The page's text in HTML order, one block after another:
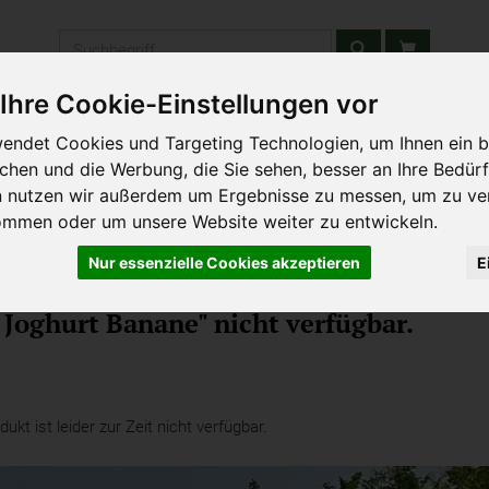
Cookie-Einstellungen vor
Cookies und Targeting Technologien, um Ihnen ein
und die Werbung, die Sie sehen, besser an Ihre
nutzen wir außerdem um Ergebnisse zu messen, um zu
oder um unsere Website weiter zu entwickeln.
Nur essenzielle Cookies akzeptieren
& Schulen Liefergebiet Wochenmarkt Unsere
Banane" nicht verfügbar.
ist leider zur Zeit nicht verfügbar.